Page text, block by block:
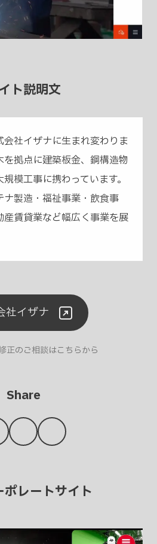
ト説明文
社イザナに生まれ変わりま
を拠点に建築板金、鋼構造物
模工事に携わっています。
ナ製造・福祉事業・飲食事
産賃貸業など幅広く事業を展
社イザナ
正のご相談はこちらから
Share
レートサイト